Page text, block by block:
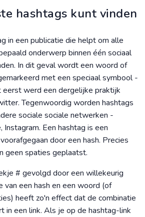
hashtags kunt vinden
in een publicatie die helpt om alle
onderwerp binnen één sociaal
In dit geval wordt een woord of
met een speciaal symbool -
eerst werd een dergelijke praktijk
Tegenwoordig worden hashtags
sociale sociale netwerken -
Instagram. Een hashtag is een
door een hash. Precies
geen spaties geplaatst.
# gevolgd door een willekeurig
van een hash en een woord (of
heeft zo'n effect dat de combinatie
in een link. Als je op de hashtag-link